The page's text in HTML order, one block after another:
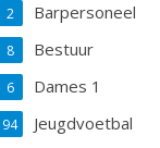
Barpersoneel
2
Bestuur
8
Dames 1
6
Jeugdvoetbal
94